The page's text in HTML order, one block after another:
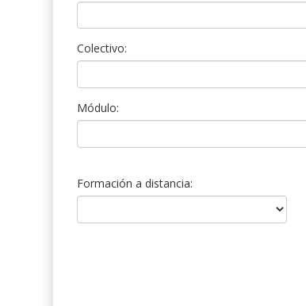
Colectivo:
Módulo:
Formación a distancia: